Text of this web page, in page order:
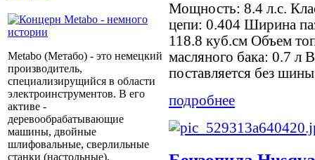
Metabo (Метабо) - это немецкий
производитель,
специализирущийся в области
электроинструментов. В его
активе -
деревообрабатывающие
машины, двойные
шлифовальные, сверлильные
станки (настольные),
Мощность: 8.4 л.c.
цепи: 0.404 Ширина
118.8 куб.см Объем
масляного бака: 0.7 л
поставляется без
подробнее